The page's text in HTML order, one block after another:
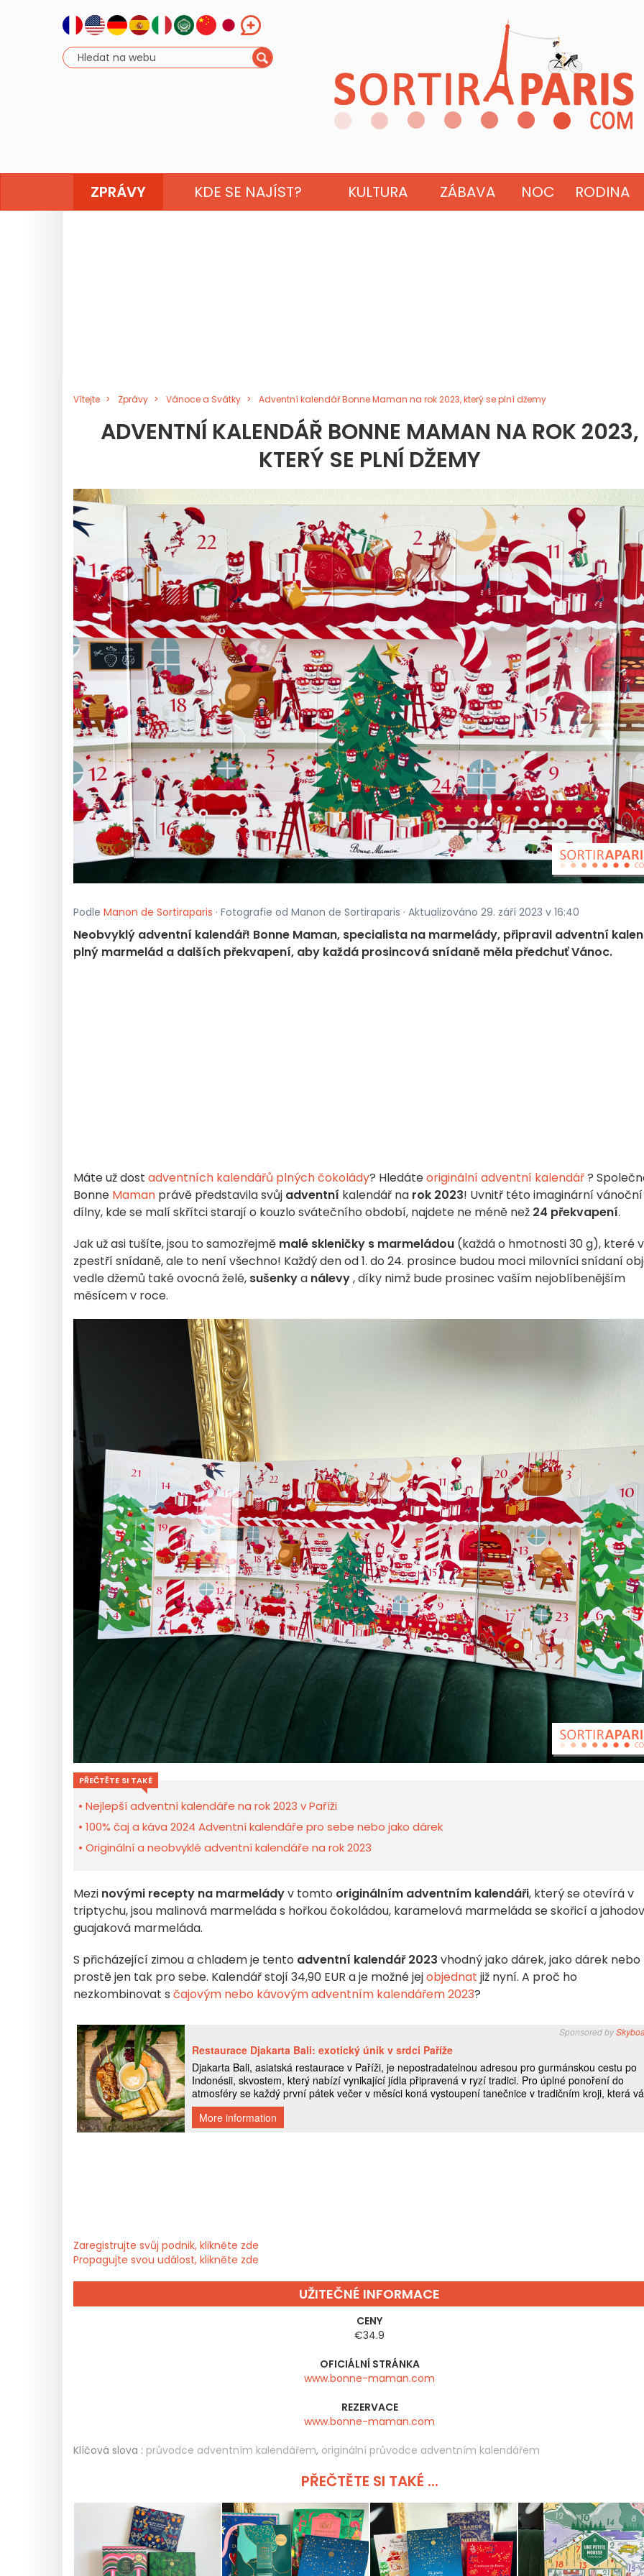
ZPRÁVY KDE SE NAJÍST? KULTURA ZÁBAVA NOC RODINA
Vítejte Zprávy Vánoce a Svátky Adventní kalendář Bonne Maman na rok 2023, který se plní džemy
ADVENTNÍ KALENDÁŘ BONNE MAMAN NA ROK 2023,
KTERÝ SE PLNÍ DŽEMY
Podle Manon de Sortiraparis · Fotografie od Manon de Sortiraparis · Aktualizováno 29. září 2023 v 16:40
Neobvyklý adventní kalendář! Bonne Maman, specialista na marmelády, připravil adventní
plný marmelád a dalších překvapení, aby každá prosincová snídaně měla předchuť Vánoc.
Máte už dost adventních kalendářů plných čokolády? Hledáteoriginální adventní kalendář?
Bonne Maman právě představila svůj adventní kalendář na rok 2023! Uvnitř této imaginární vánoční
dílny, kde se malí skřítci starají o kouzlo svátečního období, najdete ne méně než 24 překvapení.
Jak už asi tušíte, jsou to samozřejmě malé skleničky s marmeládou (každá o hmotnosti 30 g), které
zpestří snídaně, ale to není všechno! Každý den od 1. do 24. prosince budou moci milovníci snídaní
vedle džemů také ovocná želé, sušenkya nálevy, díky nimž bude prosinec vaším nejoblíbenějším
měsícem v roce.
PŘEČTĚTE SI TAKÉ
Nejlepší adventní kalendáře na rok 2023 v Paříži
100% čaj a káva 2024 Adventní kalendáře pro sebe nebo jako dárek
Originální a neobvyklé adventní kalendáře na rok 2023
Mezi novými recepty na marmeládyv tomto originálním adventním kalendáři, který se otevírá v
triptychu, jsou malinová marmeláda s hořkou čokoládou, karamelová marmeláda se skořicí a
guajaková marmeláda.
S přicházející zimou a chladem je tento adventní kalendář 2023 vhodný jako dárek, jako dárek nebo
prostě jen tak pro sebe. Kalendář stojí 34,90 EUR a je možné jejobjednat již nyní. A proč ho
nezkombinovat s čajovým nebo kávovým adventním kalendářem 2023?
Zaregistrujte svůj podnik, klikněte zde
Propagujte svou událost, klikněte zde
UŽITEČNÉ INFORMACE
CENY
€34.9
OFICIÁLNÍ STRÁNKA
www.bonne-maman.com
REZERVACE
www.bonne-maman.com
Klíčová slova : průvodce adventním kalendářem, originální průvodce adventním kalendářem
PŘEČTĚTE SI TAKÉ ...